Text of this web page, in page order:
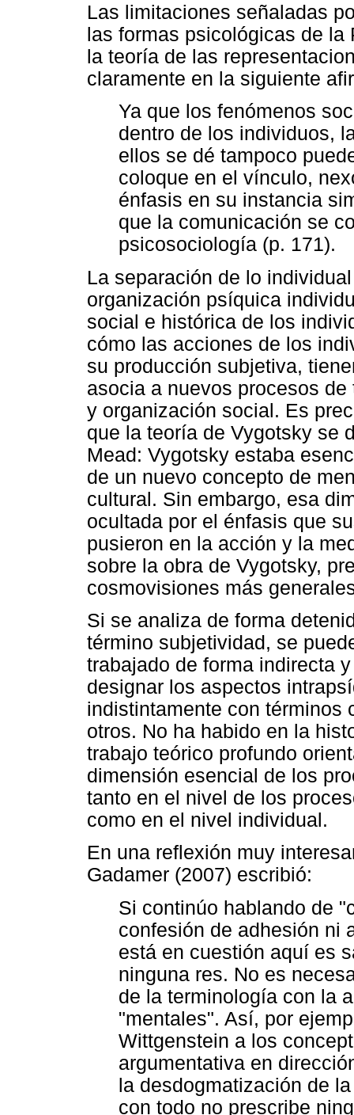
Las limitaciones señaladas
las formas psicológicas de
la teoría de las
claramente en la siguiente
Ya que los fenómenos
dentro de los individuos,
ellos se dé tampoco
coloque en el vínculo,
énfasis en su instancia
que la comunicación se
psicosociología (p. 171).
La separación de lo
organización psíquica
social e histórica de los
cómo las acciones de los
su producción subjetiva,
asocia a nuevos procesos
y organización social. Es
que la teoría de Vygotsky se
Mead: Vygotsky estaba
de un nuevo concepto de
cultural. Sin embargo, esa
ocultada por el énfasis que
pusieron en la acción y la
sobre la obra de Vygotsky,
cosmovisiones más
Si se analiza de forma
término subjetividad, se
trabajado de forma indirecta
designar los aspectos
indistintamente con términos
otros. No ha habido en la
trabajo teórico profundo
dimensión esencial de los
tanto en el nivel de los
como en el nivel individual.
En una reflexión muy
Gadamer (2007) escribió:
Si continúo hablando de
confesión de adhesión ni
está en cuestión aquí es
ninguna res. No es
de la terminología con la
"mentales". Así, por
Wittgenstein a los
argumentativa en
la desdogmatización de
con todo no prescribe